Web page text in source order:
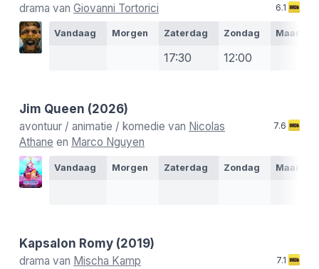
drama van Giovanni Tortorici 6.1
Vandaag Morgen Zaterdag Zondag Maandag
17:30 12:00
Jim Queen (2026)
avontuur / animatie / komedie van Nicolas
Athane en Marco Nguyen
7.6
Vandaag Morgen Zaterdag Zondag Maandag
Kapsalon Romy (2019)
drama van Mischa Kamp 7.1